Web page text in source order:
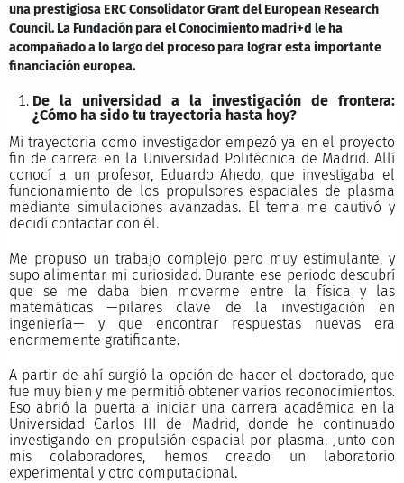
una prestigiosa ERC Consolidator Grant del European Research
Council. La Fundación para el Conocimiento madri+d le ha
acompañado a lo largo del proceso para lograr esta importante
financiación europea.
De la universidad a la investigación de frontera:
¿Cómo ha sido tu trayectoria hasta hoy?
Mi trayectoria como investigador empezó ya en el proyecto
fin de carrera en la Universidad Politécnica de Madrid. Allí
conocí a un profesor, Eduardo Ahedo, que investigaba el
funcionamiento de los propulsores espaciales de plasma
mediante simulaciones avanzadas. El tema me cautivó y
decidí contactar con él.
Me propuso un trabajo complejo pero muy estimulante, y
supo alimentar mi curiosidad. Durante ese periodo descubrí
que se me daba bien moverme entre la física y las
matemáticas —pilares clave de la investigación en
ingeniería— y que encontrar respuestas nuevas era
enormemente gratificante.
A partir de ahí surgió la opción de hacer el doctorado, que
fue muy bien y me permitió obtener varios reconocimientos.
Eso abrió la puerta a iniciar una carrera académica en la
Universidad Carlos III de Madrid, donde he continuado
investigando en propulsión espacial por plasma. Junto con
mis colaboradores, hemos creado un laboratorio
experimental y otro computacional.